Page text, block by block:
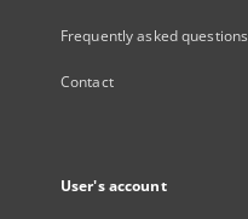
Frequently asked questions
Contact
User's account